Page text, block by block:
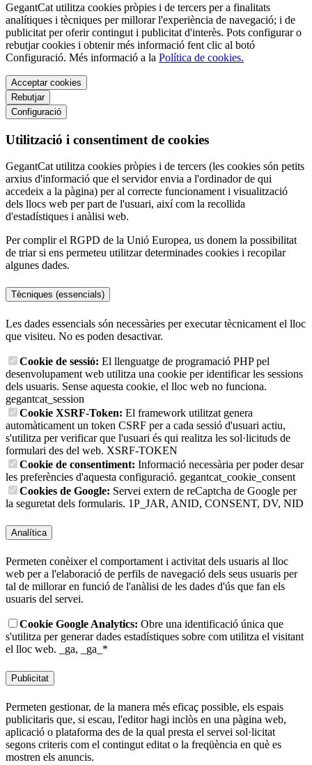
GegantCat utilitza cookies pròpies i de tercers per a finalitats
analítiques i tècniques per millorar l'experiència de navegació; i de
publicitat per oferir contingut i publicitat d'interès. Pots configurar o
rebutjar cookies i obtenir més informació fent clic al botó
Configuració. Més informació a la Política de cookies.
Acceptar cookies
Rebutjar
Configuració
Utilització i consentiment de cookies
GegantCat utilitza cookies pròpies i de tercers (les cookies són petits
arxius d'informació que el servidor envia a l'ordinador de qui
accedeix a la pàgina) per al correcte funcionament i visualització
dels llocs web per part de l'usuari, així com la recollida
d'estadístiques i anàlisi web.
Per complir el RGPD de la Unió Europea, us donem la possibilitat
de triar si ens permeteu utilitzar determinades cookies i recopilar
algunes dades.
Tècniques (essencials)
Les dades essencials són necessàries per executar tècnicament el lloc
que visiteu. No es poden desactivar.
Cookie de sessió: El llenguatge de programació PHP pel
desenvolupament web utilitza una cookie per identificar les sessions
dels usuaris. Sense aquesta cookie, el lloc web no funciona.
gegantcat_session
Cookie XSRF-Token: El framework utilitzat genera
automàticament un token CSRF per a cada sessió d'usuari actiu,
s'utilitza per verificar que l'usuari és qui realitza les sol·licituds de
formulari des del web. XSRF-TOKEN
Cookie de consentiment: Informació necessària per poder desar
les preferències d'aquesta configuració. gegantcat_cookie_consent
Cookies de Google: Servei extern de reCaptcha de Google per
la seguretat dels formularis. 1P_JAR, ANID, CONSENT, DV, NID
Analítica
Permeten conèixer el comportament i activitat dels usuaris al lloc
web per a l'elaboració de perfils de navegació dels seus usuaris per
tal de millorar en funció de l'anàlisi de les dades d'ús que fan els
usuaris del servei.
Cookie Google Analytics: Obre una identificació única que
s'utilitza per generar dades estadístiques sobre com utilitza el visitant
el lloc web.
_ga, _ga_*
Publicitat
Permeten gestionar, de la manera més eficaç possible, els espais
publicitaris que, si escau, l'editor hagi inclòs en una pàgina web,
aplicació o plataforma des de la qual presta el servei sol·licitat
segons criteris com el contingut editat o la freqüència en què es
mostren els anuncis.